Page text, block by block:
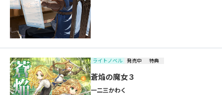
ライトノベル 発売中 特典
蒼焔の魔女３
一二三かわく